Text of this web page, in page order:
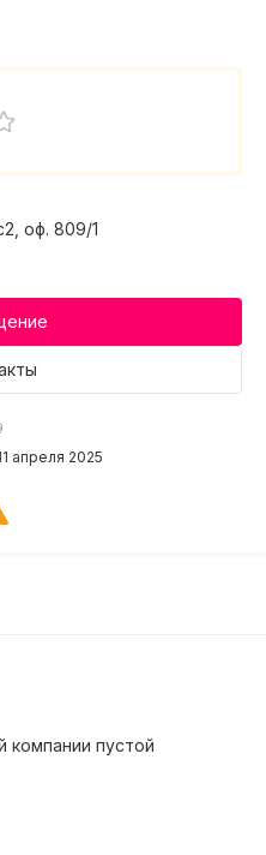
оф. 809/1
апреля 2025
компании пустой